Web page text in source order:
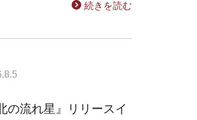
続きを読む
の流れ星』リリースイ